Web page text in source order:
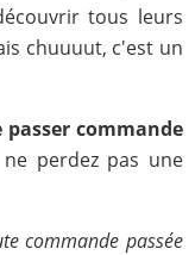
tous leurs
chuuuut, c'est un
commande
perdez pas une
commande passée